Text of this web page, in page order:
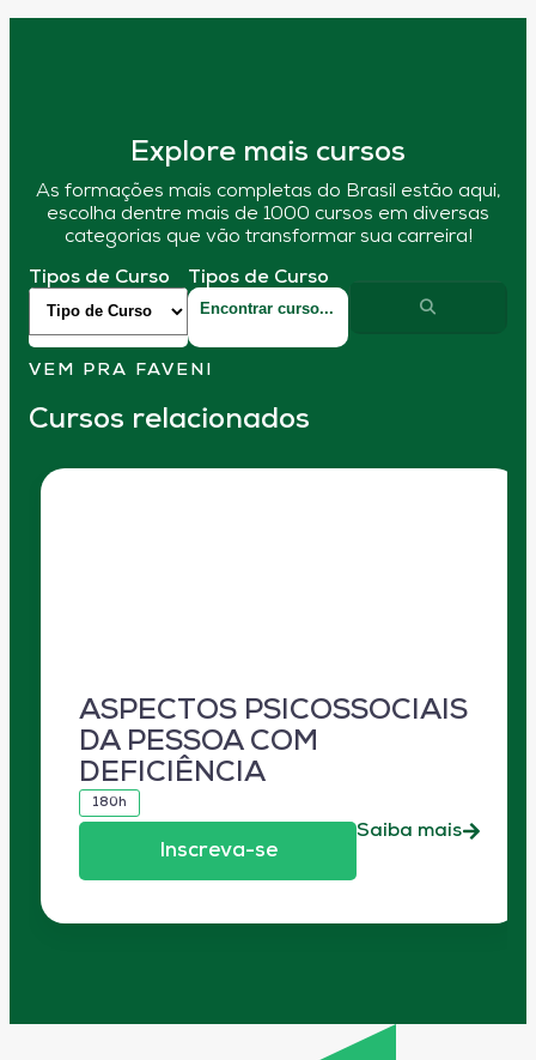
Explore mais cursos
As formações mais completas do Brasil estão aqui,
escolha dentre mais de 1000 cursos em diversas
categorias que vão transformar sua carreira!
Tipos de Curso Tipos de Curso
VEM PRA FAVENI
Cursos relacionados
ASPECTOS PSICOSSOCIAIS
DA PESSOA COM
DEFICIÊNCIA
180h
Inscreva-se
Saiba mais